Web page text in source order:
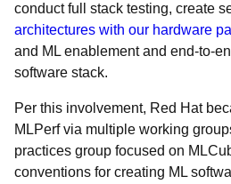
conduct full stack testing, create
architectures with our hardware
and ML enablement and end-to-
software stack.
Per this involvement, Red Hat
MLPerf via multiple working
practices group focused on
conventions for creating ML